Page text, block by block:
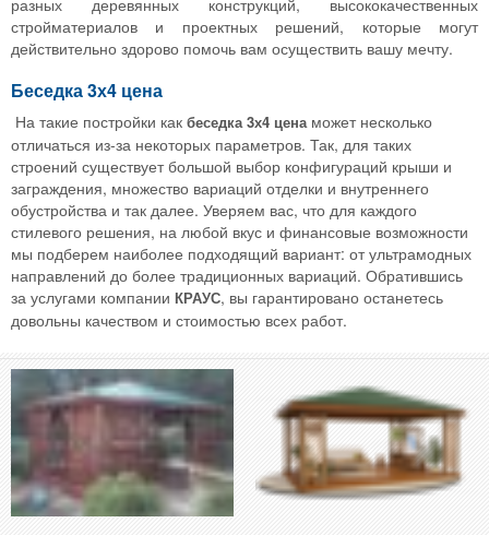
разных деревянных конструкций, высококачественных
стройматериалов и проектных решений, которые могут
действительно здорово помочь вам осуществить вашу мечту.
Беседка 3х4 цена
На такие постройки как беседка 3х4 ценаможет несколько
отличаться из-за некоторых параметров. Так, для таких
строений существует большой выбор конфигураций крыши и
заграждения, множество вариаций отделки и внутреннего
обустройства и так далее. Уверяем вас, что для каждого
стилевого решения, на любой вкус и финансовые возможности
мы подберем наиболее подходящий вариант: от ультрамодных
направлений до более традиционных вариаций. Обратившись
за услугами компании КРАУС, вы гарантировано останетесь
довольны качеством и стоимостью всех работ.